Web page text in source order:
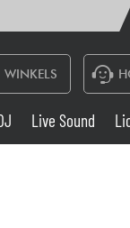
WINKELS
France
Belgique
Live Sound